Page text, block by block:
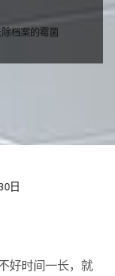
档案的霉菌
日
好时间一长，就